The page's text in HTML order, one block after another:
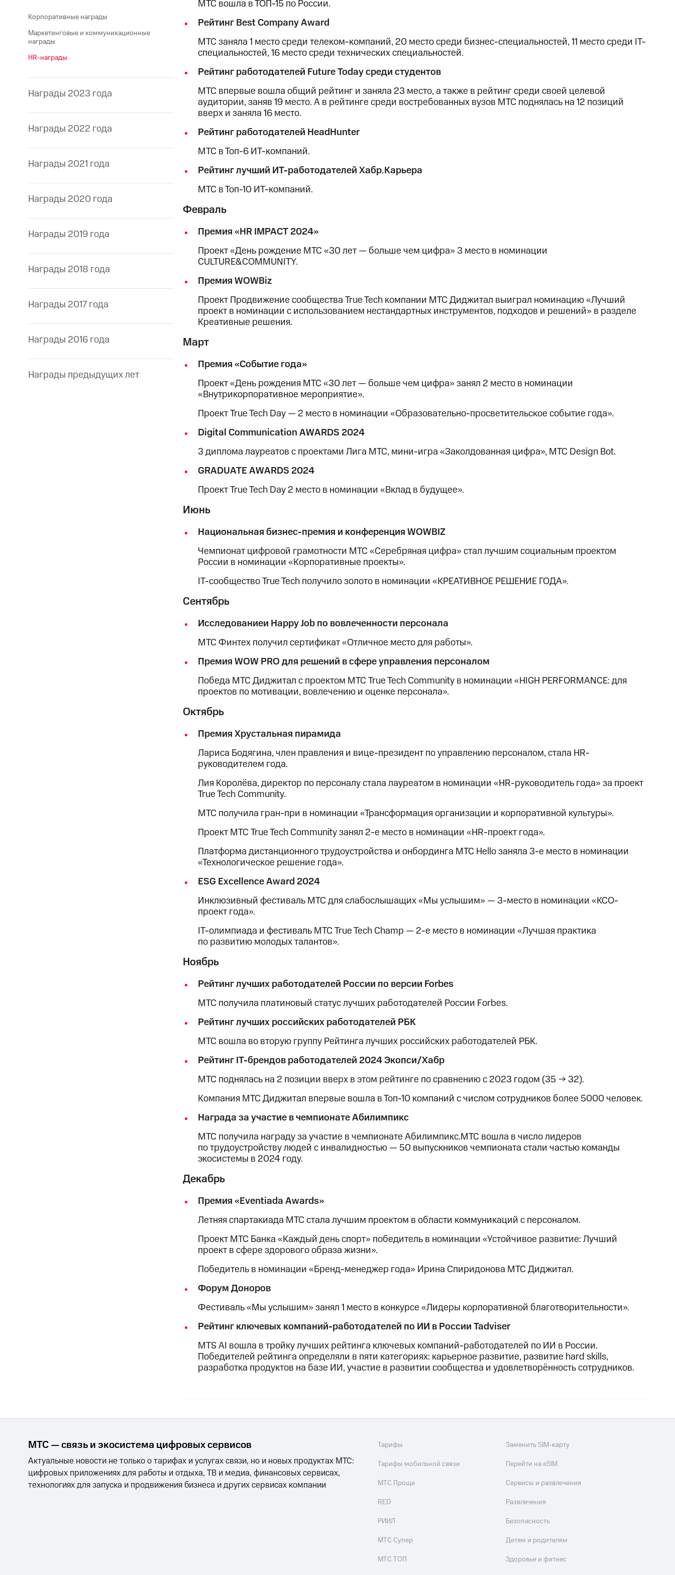
Корпоративные награды
Маркетинговые и коммуникационные
награды
HR-награды
Награды 2023 года
Награды 2022 года
Награды 2021 года
Награды 2020 года
Награды 2019 года
Награды 2018 года
Награды 2017 года
Награды 2016 года
Награды предыдущих лет
МТС вошла в ТОП-15 по России.
Рейтинг Best Company Award
МТС заняла 1 место среди телеком-компаний, 20 место среди бизнес-специальностей, 11 место среди IT-
специальностей, 16 место среди технических специальностей.
Рейтинг работодателей Future Today среди студентов
МТС впервые вошла общий рейтинг и заняла 23 место, а также в рейтинг среди своей целевой
аудитории, заняв 19 место. А в рейтинге среди востребованных вузов МТС поднялась на 12 позиций
вверх и заняла 16 место.
Рейтинг работодателей HeadHunter
МТС в Топ-6 ИТ-компаний.
Рейтинг лучший ИТ-работодателей Хабр.Карьера
МТС в Топ-10 ИТ-компаний.
Февраль
Премия «HR IMPACT 2024»
Проект «День рождение МТС «30 лет — больше чем цифра» 3 место в номинации
CULTURE&COMMUNITY.
Премия WOWBiz
Проект Продвижение сообщества True Tech компании МТС Диджитал выиграл номинацию «Лучший
проект в номинации с использованием нестандартных инструментов, подходов и решений» в разделе
Креативные решения.
Март
Премия «Событие года»
Проект «День рождения МТС «30 лет — больше чем цифра» занял 2 место в номинации
«Внутрикорпоративное мероприятие».
Проект True Tech Day — 2 место в номинации «Образовательно-просветительское событие года».
Digital Communication AWARDS 2024
3 диплома лауреатов с проектами Лига МТС, мини-игра «Заколдованная цифра», МТС Design Bot.
GRADUATE AWARDS 2024
Проект True Tech Day 2 место в номинации «Вклад в будущее».
Июнь
Национальная бизнес-премия и конференция WOWBIZ
Чемпионат цифровой грамотности МТС «Серебряная цифра» стал лучшим социальным проектом
России в номинации «Корпоративные проекты».
IT-сообщество True Tech получило золото в номинации «КРЕАТИВНОЕ РЕШЕНИЕ ГОДА».
Сентябрь
Исследованиеи Happy Job по вовлеченности персонала
МТС Финтех получил сертификат «Отличное место для работы».
Премия WOW PRO для решений в сфере управления персоналом
Победа МТС Диджитал с проектом МТС True Tech Community в номинации «HIGH PERFORMANCE: для
проектов по мотивации, вовлечению и оценке персонала».
Октябрь
Премия Хрустальная пирамида
Лариса Бодягина, член правления и вице-президент по управлению персоналом, стала HR-
руководителем года.
Лия Королёва, директор по персоналу стала лауреатом в номинации «HR-руководитель года» за проект
True Tech Community.
МТС получила гран-при в номинации «Трансформация организации и корпоративной культуры».
Проект МТС True Tech Community занял 2-е место в номинации «HR-проект года».
Платформа дистанционного трудоустройства и онбординга МТС Hello заняла 3-е место в номинации
«Технологическое решение года».
ESG Excellence Award 2024
Инклюзивный фестиваль МТС для слабослышащих «Мы услышим» — 3-место в номинации «КСО-
проект года».
IT-олимпиада и фестиваль МТС True Tech Champ — 2-е место в номинации «Лучшая практика
по развитию молодых талантов».
Ноябрь
Рейтинг лучших работодателей России по версии Forbes
МТС получила платиновый статус лучших работодателей России Forbes.
Рейтинг лучших российских работодателей РБК
МТС вошла во вторую группу Рейтинга лучших российских работодателей РБК.
Рейтинг IT-брендов работодателей 2024 Экопси/Хабр
МТС поднялась на 2 позиции вверх в этом рейтинге по сравнению с 2023 годом (35 → 32).
Компания МТС Диджитал впервые вошла в Топ-10 компаний с числом сотрудников более 5000 человек.
Награда за участие в чемпионате Абилимпикс
МТС получила награду за участие в чемпионате Абилимпикс.МТС вошла в число лидеров
по трудоустройству людей с инвалидностью — 50 выпускников чемпионата стали частью команды
экосистемы в 2024 году.
Декабрь
Премия «Eventiada Awards»
Летняя спартакиада МТС стала лучшим проектом в области коммуникаций с персоналом.
Проект МТС Банка «Каждый день спорт» победитель в номинации «Устойчивое развитие: Лучший
проект в сфере здорового образа жизни».
Победитель в номинации «Бренд-менеджер года» Ирина Спиридонова МТС Диджитал.
Форум Доноров
Фестиваль «Мы услышим» занял 1 место в конкурсе «Лидеры корпоративной благотворительности».
Рейтинг ключевых компаний-работодателей по ИИ в России Tadviser
MTS AI вошла в тройку лучших рейтинга ключевых компаний-работодателей по ИИ в России.
Победителей рейтинга определяли в пяти категориях: карьерное развитие, развитие hard skills,
разработка продуктов на базе ИИ, участие в развитии сообщества и удовлетворённость сотрудников.
МТС — связь и экосистема цифровых сервисов
Актуальные новости не только о тарифах и услугах связи, но и новых продуктах МТС:
цифровых приложениях для работы и отдыха, ТВ и медиа, финансовых сервисах,
технологиях для запуска и продвижения бизнеса и других сервисах компании
Тарифы
Тарифы мобильной связи
МТС Проще
RED
РИИЛ
МТС Супер
МТС ТОП
Заменить SIM-карту
Перейти на eSIM
Сервисы и развлечения
Развлечения
Безопасность
Детям и родителям
Здоровье и фитнес